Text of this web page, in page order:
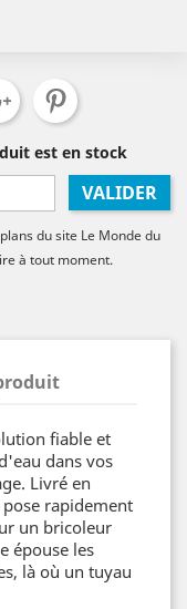
est en stock
VALIDER
du site Le Monde du
à tout moment.
fiable et
dans vos
Livré en
rapidement
un bricoleur
épouse les
là où un tuyau